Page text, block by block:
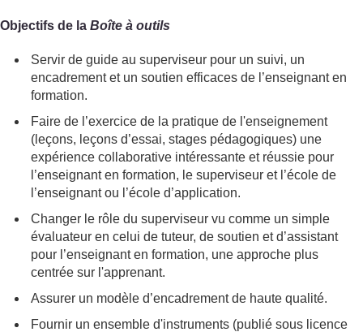
Objectifs de la Boîte à outils
Servir de guide au superviseur pour un suivi, un
encadrement et un soutien efficaces de l’enseignant en
formation.
Faire de l’exercice de la pratique de l'enseignement
(leçons, leçons d’essai, stages pédagogiques) une
expérience collaborative intéressante et réussie pour
l’enseignant en formation, le superviseur et l’école de
l’enseignant ou l’école d’application.
Changer le rôle du superviseur vu comme un simple
évaluateur en celui de tuteur, de soutien et d’assistant
pour l’enseignant en formation, une approche plus
centrée sur l'apprenant.
Assurer un modèle d’encadrement de haute qualité.
Fournir un ensemble d'instruments (publié sous licence